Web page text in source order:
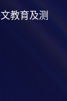
教育及测